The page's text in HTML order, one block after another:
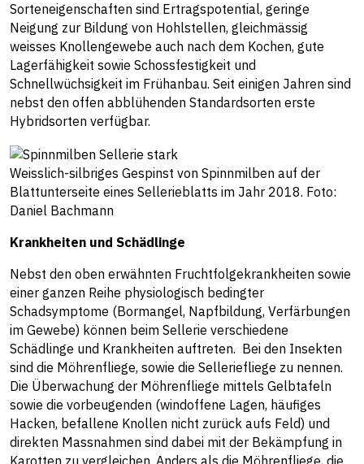
Sorteneigenschaften sind Ertragspotential, geringe
Neigung zur Bildung von Hohlstellen, gleichmässig
weisses Knollengewebe auch nach dem Kochen, gute
Lagerfähigkeit sowie Schossfestigkeit und
Schnellwüchsigkeit im Frühanbau. Seit einigen Jahren sind
nebst den offen abblühenden Standardsorten erste
Hybridsorten verfügbar.
Weisslich-silbriges Gespinst von Spinnmilben auf der
Blattunterseite eines Sellerieblatts im Jahr 2018. Foto:
Daniel Bachmann
Krankheiten und Schädlinge
Nebst den oben erwähnten Fruchtfolgekrankheiten sowie
einer ganzen Reihe physiologisch bedingter
Schadsymptome (Bormangel, Napfbildung, Verfärbungen
im Gewebe) können beim Sellerie verschiedene
Schädlinge und Krankheiten auftreten. Bei den Insekten
sind die Möhrenfliege, sowie die Selleriefliege zu nennen.
Die Überwachung der Möhrenfliege mittels Gelbtafeln
sowie die vorbeugenden (windoffene Lagen, häufiges
Hacken, befallene Knollen nicht zurück aufs Feld) und
direkten Massnahmen sind dabei mit der Bekämpfung in
Karotten zu vergleichen. Anders als die Möhrenfliege, die